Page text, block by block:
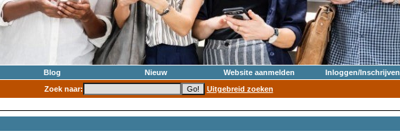
Blog Nieuw Website aanmelden
Inloggen/Inschrijven
Zoek naar:
Uitgebreid zoeken